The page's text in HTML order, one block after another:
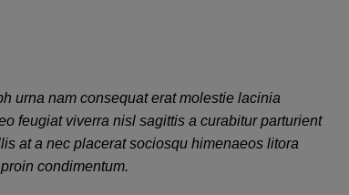
urna nam consequat erat molestie lacinia
feugiat viverra nisl sagittis a curabitur parturient
at a nec placerat sociosqu himenaeos litora
condimentum.